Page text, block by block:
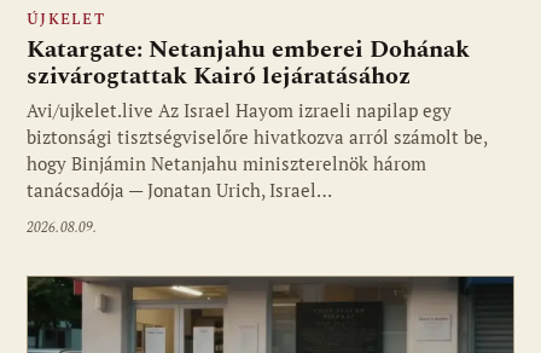
ÚJKELET
Katargate: Netanjahu emberei Dohának
szivárogtattak Kairó lejáratásához
Avi/ujkelet.live Az Israel Hayom izraeli napilap egy
biztonsági tisztségviselőre hivatkozva arról számolt be,
hogy Binjámin Netanjahu miniszterelnök három
tanácsadója — Jonatan Urich, Israel…
2026.08.09.